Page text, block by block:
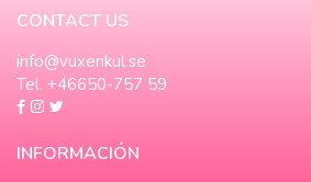
CONTACT US
info@vuxenkul.se
Tel. +46650-757 59
INFORMACIÓN